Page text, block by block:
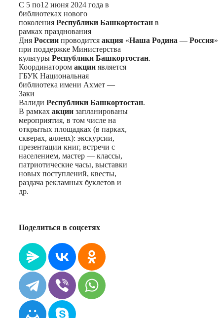
С 5 по12 июня 2024 года в
библиотеках нового
поколения Республики Башкортостан в
рамках празднования
Дня России проводится акция «Наша Родина — Россия»
при поддержке Министерства
культуры Республики Башкортостан.
Координатором акции является
ГБУК Национальная
библиотека имени Ахмет —
Заки
Валиди Республики Башкортостан.
В рамках акции запланированы
мероприятия, в том числе на
открытых площадках (в парках,
скверах, аллеях): экскурсии,
презентации книг, встречи с
населением, мастер — классы,
патриотические часы, выставки
новых поступлений, квесты,
раздача рекламных буклетов и
др.
Поделиться в соцсетях